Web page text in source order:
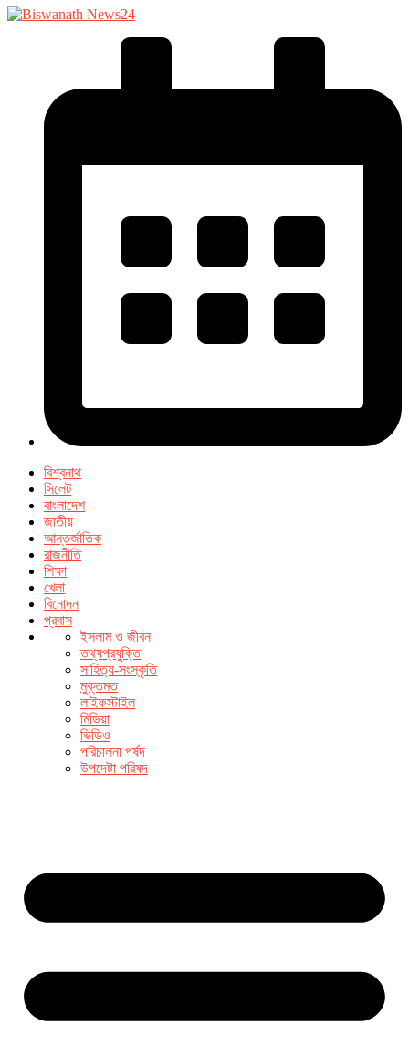
বিশ্বনাথ
সিলেট
বাংলাদেশ
জাতীয়
আন্তর্জাতিক
রাজনীতি
শিক্ষা
খেলা
বিনোদন
প্রবাস
ইসলাম ও জীবন
তথ্যপ্রযুক্তি
সাহিত্য-সংস্কৃতি
মুক্তমত
লাইফস্টাইল
মিডিয়া
ভিডিও
পরিচালনা পর্ষদ
উপদেষ্টা পরিষদ